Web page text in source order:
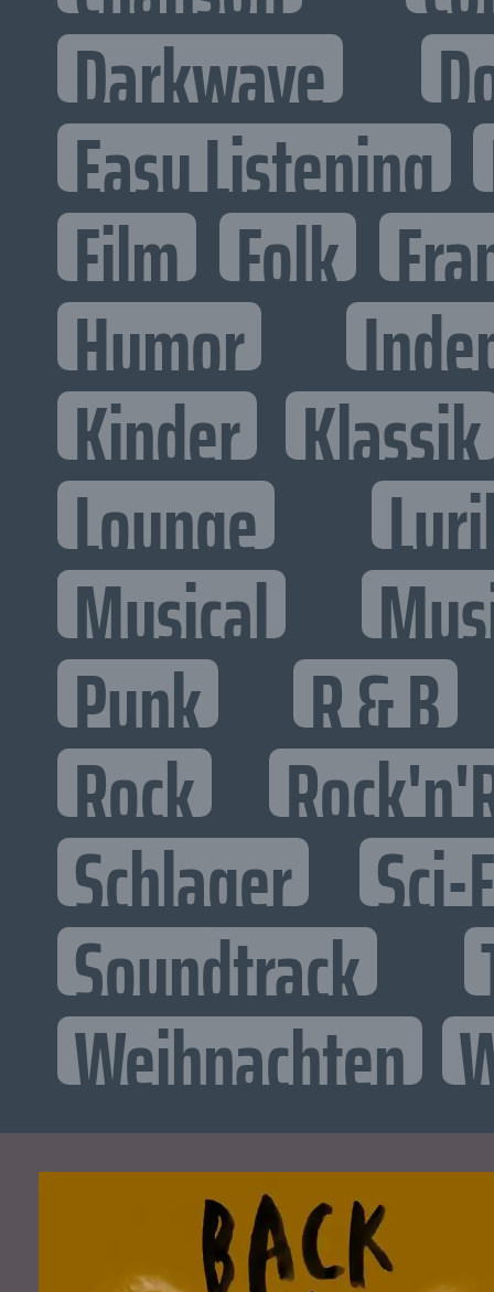
Darkwave
Easy Listening
Film Folk
Humor
Kinder Klassik
Lounge
Musical
Punk R & B
Rock
Schlager Sci-
Soundtrack
Weihnachten